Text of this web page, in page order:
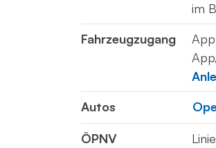
im
Fahrzeugzugang
Autos
ÖPNV